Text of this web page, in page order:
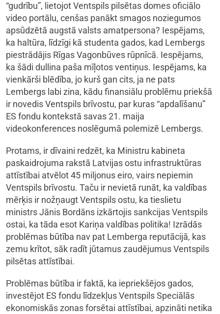
“gudrību”, lietojot Ventspils pilsētas domes oficiālo
video portālu, cenšas panākt smagos noziegumos
apsūdzētā augstā valsts amatpersona? Iespējams,
ka haltūra, līdzīgi kā studenta gados, kad Lembergs
piestrādājis Rīgas Vagonbūves rūpnīcā. Iespējams,
ka šādi dullina paša mīļotos ventiņus. Iespējams, ka
vienkārši blēdība, jo kurš gan cits, ja ne pats
Lembergs labi zina, kādu finansiālu problēmu priekšā
ir novedis Ventspils brīvostu, par kuras “apdalīšanu”
ES fondu kontekstā savas 21. maija
videokonferences noslēgumā polemizē Lembergs.
Protams, ir dīvaini redzēt, ka Ministru kabineta
paskaidrojuma rakstā Latvijas ostu infrastruktūras
attīstībai atvēlot 45 miljonus eiro, vairs nepiemin
Ventspils brīvostu. Taču ir nevietā runāt, ka valdības
mērķis ir nožņaugt Ventspils ostu, ka tieslietu
ministrs Jānis Bordāns izkārtojis sankcijas Ventspils
ostai, ka tāda esot Kariņa valdības politika! Izrādās
problēmas būtība nav pat Lemberga reputācijā, kas
zemu krītot, sāk radīt jūtamus zaudējumus Ventspils
pilsētas attīstībai.
Problēmas būtība ir faktā, ka iepriekšējos gados,
investējot ES fondu līdzekļus Ventspils Speciālās
ekonomiskās zonas forsētai attīstībai, apzināti netika